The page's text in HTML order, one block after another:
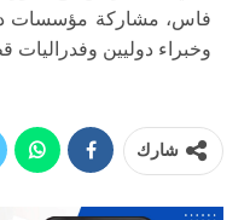
فاس، مشاركة مؤسسات
وخبراء دوليين وفدراليات
شارك